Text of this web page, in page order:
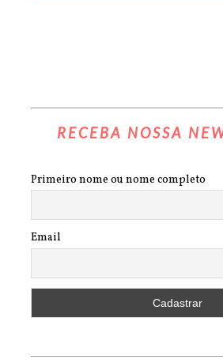
RECEBA NOSSA
Primeiro nome ou nome completo
Email